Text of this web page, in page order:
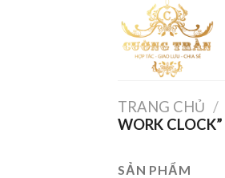
TRANG CHỦ /
WORK CLOCK”
SẢN PHẨM